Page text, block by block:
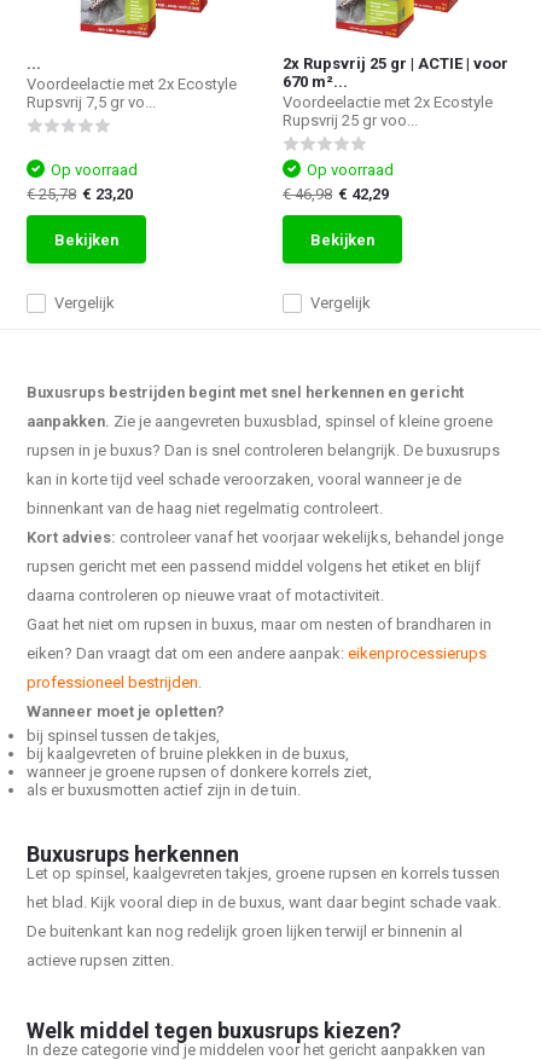
...
Voordeelactie met 2x Ecostyle
Rupsvrij 7,5 gr vo...
Vergelijk
Op voorraad
€ 25,78 € 23,20
Bekijken
2x Rupsvrij 25 gr | ACTIE | voor
670 m²...
Voordeelactie met 2x Ecostyle
Rupsvrij 25 gr voo...
Vergelijk
Op voorraad
€ 46,98 € 42,29
Bekijken
Buxusrups bestrijden begint met snel herkennen en gericht
aanpakken. Zie je aangevreten buxusblad, spinsel of kleine groene
rupsen in je buxus? Dan is snel controleren belangrijk. De buxusrups
kan in korte tijd veel schade veroorzaken, vooral wanneer je de
binnenkant van de haag niet regelmatig controleert.
Kort advies: controleer vanaf het voorjaar wekelijks, behandel jonge
rupsen gericht met een passend middel volgens het etiket en blijf
daarna controleren op nieuwe vraat of motactiviteit.
Gaat het niet om rupsen in buxus, maar om nesten of brandharen in
eiken? Dan vraagt dat om een andere aanpak:eikenprocessierups
professioneel bestrijden.
Wanneer moet je opletten?
bij spinsel tussen de takjes,
bij kaalgevreten of bruine plekken in de buxus,
wanneer je groene rupsen of donkere korrels ziet,
als er buxusmotten actief zijn in de tuin.
Buxusrups herkennen
Let op spinsel, kaalgevreten takjes, groene rupsen en korrels tussen
het blad. Kijk vooral diep in de buxus, want daar begint schade vaak.
De buitenkant kan nog redelijk groen lijken terwijl er binnenin al
actieve rupsen zitten.
Welk middel tegen buxusrups kiezen?
In deze categorie vind je middelen voor het gericht aanpakken van